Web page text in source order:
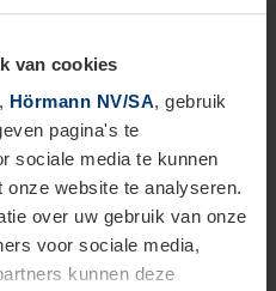
van cookies
Hörmann NV/SA, gebruik
pagina's te
sociale media te kunnen
onze website te analyseren.
over uw gebruik van onze
voor sociale media,
kunnen deze